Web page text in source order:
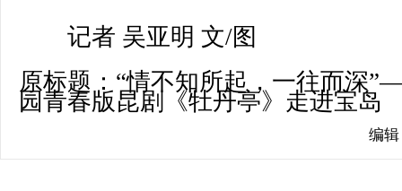
记者 吴亚明 文/图
原标题：“情不知所起，一往而深
园青春版昆剧《牡丹亭》走进宝岛
编